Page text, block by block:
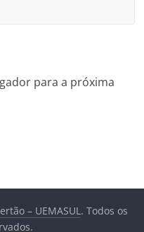
para a próxima
– UEMASUL . Todos os